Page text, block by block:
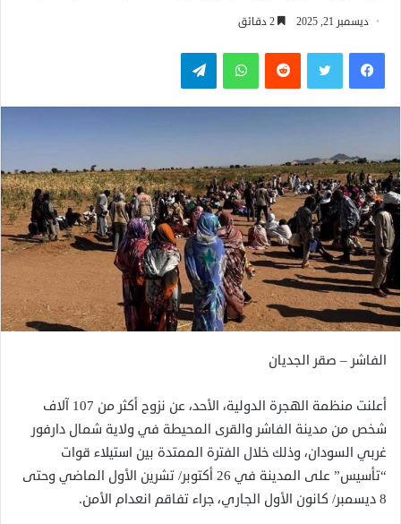
ديسمبر 21, 2025
فيسبوكتويتر واتساب تيلقرام
الفاشر – صقر الجديان
أعلنت منظمة الهجرة الدولية، الأحد، عن نزوح أكثر من 107 آلاف
شخص من مدينة الفاشر والقرى المحيطة في ولاية شمال دارفور
غربي السودان، وذلك خلال الفترة الممتدة بين استيلاء قوات
“تأسيس” على المدينة في 26 أكتوبر/ تشرين الأول الماضي وحتى
8 ديسمبر/ كانون الأول الجاري، جراء تفاقم انعدام الأمن.